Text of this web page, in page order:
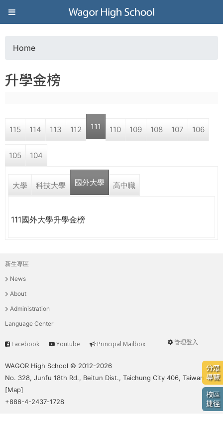
Jump to navigation
葳
格
高
學
培
養
具
國
移
動
的
世
界
公
o
a
r
e
r
e
Home
升學金榜
115 114 113 112 111 110 109 108 107 106
105 104
大學 科技大學 國外大學 高中職
111國外大學升學金榜
分眾
導覽
校區
捷徑
主
選
單
新生專區
News
About
Administration
Language Center
User
管理登入
Service
Facebook Youtube Principal Mailbox
WAGOR High School © 2012-2026
No. 328, Junfu 18th Rd., Beitun Dist., Taichung City 406, Taiwan
[Map]
+886-4-2437-1728